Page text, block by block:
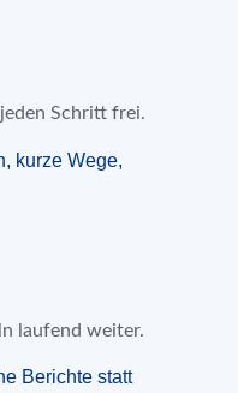
jeden Schritt frei.
kurze Wege,
laufend weiter.
Berichte statt